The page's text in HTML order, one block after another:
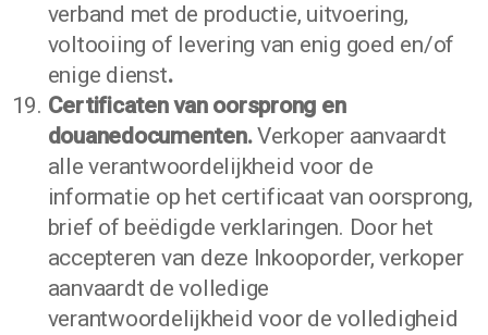
verband met de productie, uitvoering,
voltooiing of levering van enig goed en/of
enige dienst.
Certificaten van oorsprong en
douanedocumenten.Verkoper aanvaardt
alle verantwoordelijkheid voor de
informatie op het certificaat van oorsprong,
brief of beëdigde verklaringen. Door het
accepteren van deze Inkooporder, verkoper
aanvaardt de volledige
verantwoordelijkheid voor de volledigheid